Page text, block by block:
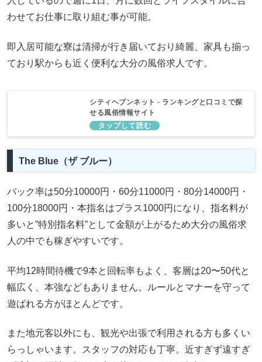
わせてお仕事に取り組む事が可能。
即入居可能な寮は清掃が行き届いており綺麗、家具も揃っ
ており駅からも近く便利な大分の風俗求人です。
シティヘブンネット - ランキングと口コミで探
せる風俗情報サイト
The Blue（ザ ブルー）
バック率は50分10000円・60分11000円・80分14000円・
100分18000円・本指名はプラス1000円になり、指名料が
多いと”特別指名料”として金額が上がるため大分の風俗求
人の中でも稼ぎやすいです。
平均12時間待機で9本と回転率もよく、客層は20〜50代と
幅広く、本強などもありません。ルールとマナーを守って
遊ばれる方がほとんどです。
また地元客以外にも、観光や出張で利用される方も多くい
らっしゃいます。スタッフの対応も丁寧。近すぎず遠すぎ